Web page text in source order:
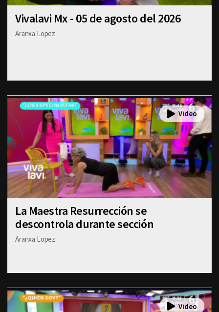
Vivalavi Mx - 05 de agosto del 2026
Aranxa Lopez
La Maestra Resurrección se
descontrola durante sección
Aranxa Lopez